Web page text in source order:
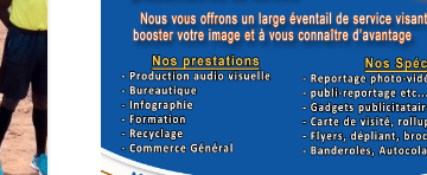
GESPROS formation : La rentrée
académique ce 10 Octobre 2022.